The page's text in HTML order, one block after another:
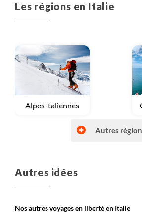
Les régions en Italie
Voyage
Alpes italiennes
Voyage
Dolomites
Autres
Autres idées
Nos autres voyages en liberté en Italie